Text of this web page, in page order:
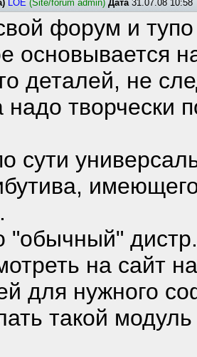
LOE (Site/forum admin) Дата31.07.08 10:58
форум и
основывается
деталей, не
надо творчески
сути
"обычный"
на сайт
для нужного
такой